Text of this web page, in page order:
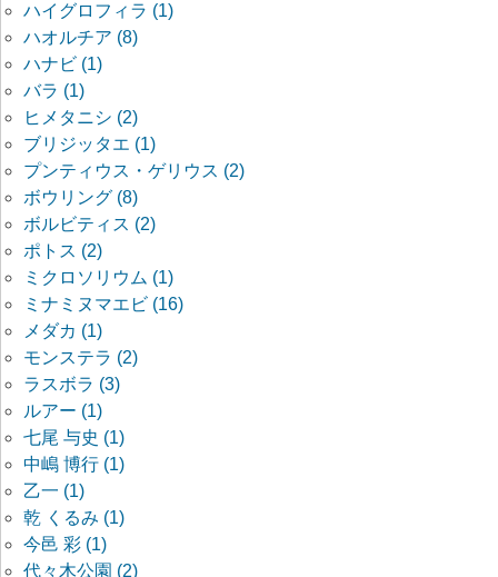
ハイグロフィラ (1)
ハオルチア (8)
ハナビ (1)
バラ (1)
ヒメタニシ (2)
ブリジッタエ (1)
プンティウス・ゲリウス (2)
ボウリング (8)
ボルビティス (2)
ポトス (2)
ミクロソリウム (1)
ミナミヌマエビ (16)
メダカ (1)
モンステラ (2)
ラスボラ (3)
ルアー (1)
七尾 与史 (1)
中嶋 博行 (1)
乙一 (1)
乾 くるみ (1)
今邑 彩 (1)
代々木公園 (2)